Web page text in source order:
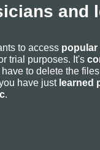
and
to access popular
trial purposes. It's
have to delete the
have just learned
.